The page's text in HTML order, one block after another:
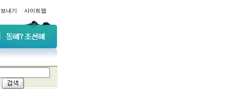
내기 · 사이트맵